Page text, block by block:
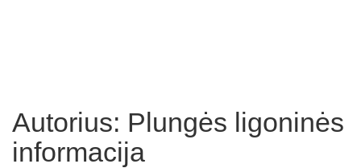
Autorius: Plungės ligoninės
informacija